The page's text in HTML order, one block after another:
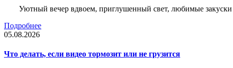
Уютный вечер вдвоем, приглушенный свет, любимые
Подробнее
05.08.2026
Что делать, если видео тормозит или не грузится